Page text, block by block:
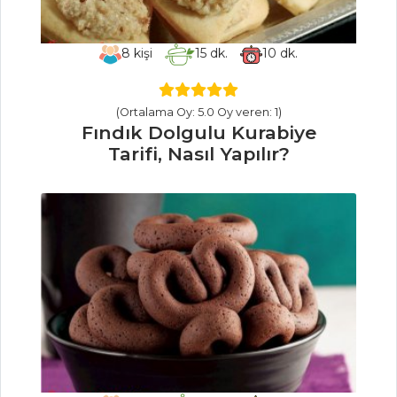
Kayısılı Tart
Tarifi, Nasıl Yapılır?
MEZELER VE
Ürünleriyle Pazı
Sarma Tarifi, Nasıl
Yapılır?
Kurutulmuş
Domatesli Tereyağı
Tarifi, Nasıl Yapılır?
Mısırlı Barbunya
8 kişi 15 dk. 10 dk.
(Ortalama Oy: 5.0 Oy veren: 1)
Fındık Dolgulu Kurabiye
Tarifi, Nasıl Yapılır?